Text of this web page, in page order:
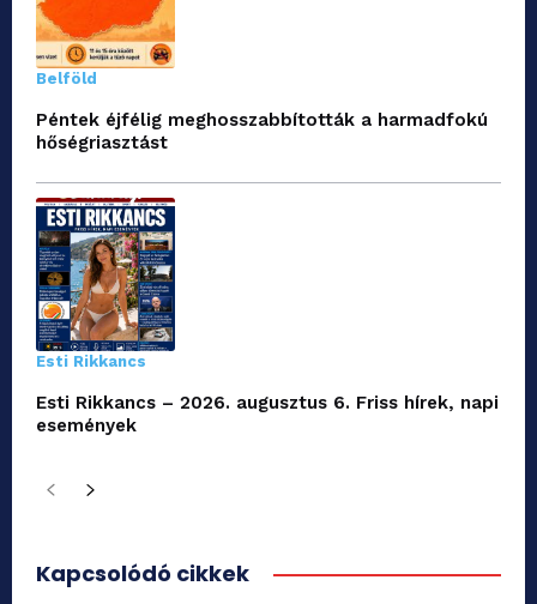
Belföld
Péntek éjfélig meghosszabbították a harmadfokú
hőségriasztást
Esti Rikkancs
Esti Rikkancs – 2026. augusztus 6. Friss hírek, napi
események
Kapcsolódó cikkek